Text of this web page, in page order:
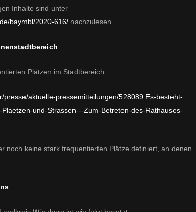
Inhalte sind unter
baymbl/2020-616/ nachzulesen.
Plätzen im Stadtbereich:
presse/aktuelle-pressemitteilungen/528089.Es-besteht-
und-Strassen---Zum-Betreten-des-Rathauses-
noch keine stark frequentierten Plätze definiert, an denen